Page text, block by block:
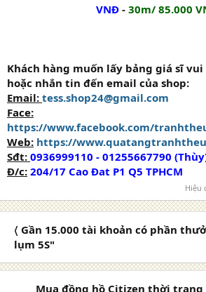
VNĐ- 30m/ 85.000
Khách hàng muốn lấy bảng giá sĩ
hoặc nhắn tin đến email của shop:
Email: tess.shop24@gmail.com
Face:
https://www.facebook.com/
Web: https://
Sđt: 0936999110 - 01255667790
Đ/c: 204/17 Cao Đat P1 Q5 TPHCM
Hiệu
〈 Gần 15.000 tài khoản có phần
lụm 5S"
Mua đồng hồ Citizen thời trang